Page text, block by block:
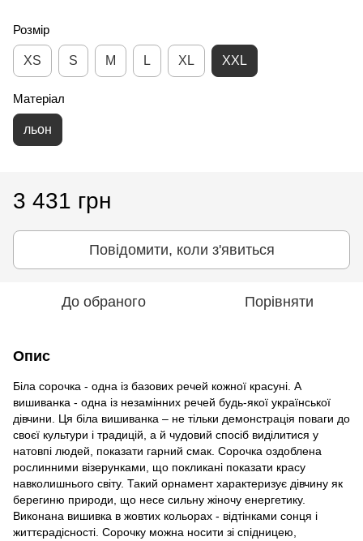
Розмір
XS S M L XL XXL
Матеріал
льон
3 431 грн
Повідомити, коли з'явиться
До обраного Порівняти
Опис
Біла сорочка - одна із базових речей кожної красуні. А
вишиванка - одна із незамінних речей будь-якої української
дівчини. Ця біла вишиванка – не тільки демонстрація поваги до
своєї культури і традицій, а й чудовий спосіб виділитися у
натовпі людей, показати гарний смак. Сорочка оздоблена
рослинними візерунками, що покликані показати красу
навколишнього світу. Такий орнамент характеризує дівчину як
берегиню природи, що несе сильну жіночу енергетику.
Виконана вишивка в жовтих кольорах - відтінками сонця і
життєрадісності. Сорочку можна носити зі спідницею,